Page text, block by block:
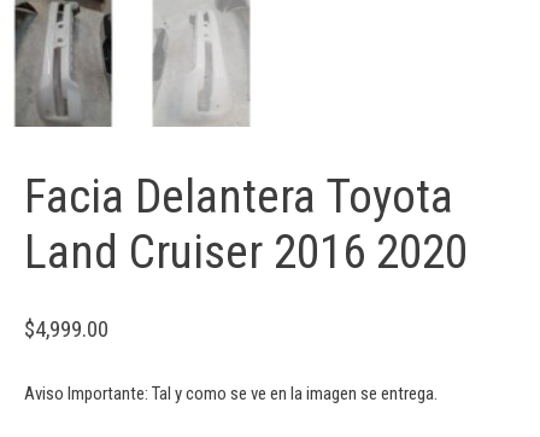
Facia Delantera Toyota
Land Cruiser 2016 2020
$4,999.00
Aviso Importante: Tal y como se ve en la imagen se entrega.